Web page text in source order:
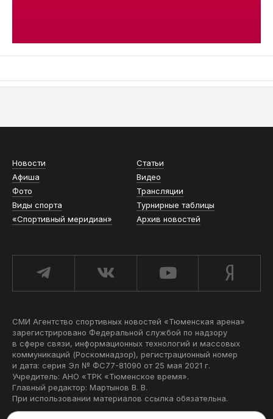
Новости
Статьи
Афиша
Видео
Фото
Трансляции
Виды спорта
Турнирные таблицы
«Спортивный меридиан»
Архив новостей
СМИ Агентство спортивных новостей «Тюменская арена»
зарегистрировано Федеральной службой по надзору
в сфере связи, информационных технологий и массовых
коммуникаций (Роскомнадзор), регистрационный номер
и дата: серия Эл № ФС77-81090 от 25 мая 2021 г.
Учредитель: АНО «ТРК «Тюменское время».
Главный редактор: Мартынов В. В.
При использовании материалов ссылка обязательна.